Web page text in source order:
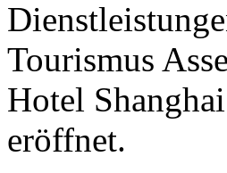
Tourismus
Hotel
eröffnet.